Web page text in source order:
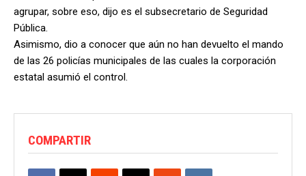
agrupar, sobre eso, dijo es el subsecretario de Seguridad
Pública.
Asimismo, dio a conocer que aún no han devuelto el mando
de las 26 policías municipales de las cuales la corporación
estatal asumió el control.
COMPARTIR